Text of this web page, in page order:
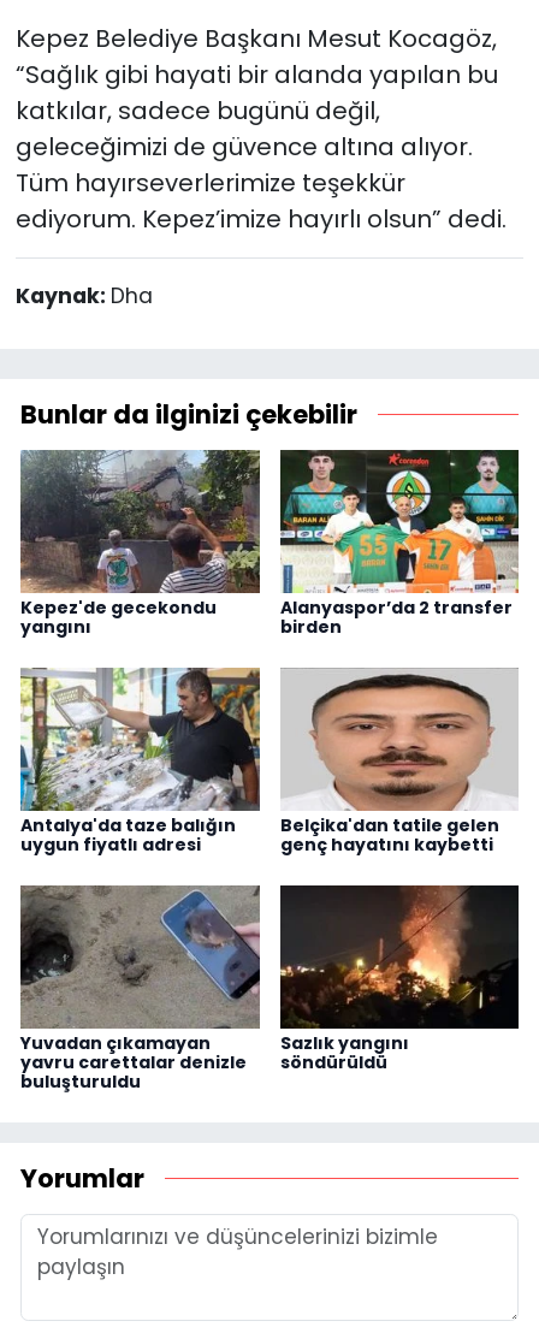
Kepez Belediye Başkanı Mesut Kocagöz,
“Sağlık gibi hayati bir alanda yapılan bu
katkılar, sadece bugünü değil,
geleceğimizi de güvence altına alıyor.
Tüm hayırseverlerimize teşekkür
ediyorum. Kepez’imize hayırlı olsun” dedi.
Kaynak: Dha
Bunlar da ilginizi çekebilir
Kepez'de gecekondu
yangını
Alanyaspor’da 2 transfer
birden
Antalya'da taze balığın
uygun fiyatlı adresi
Belçika'dan tatile gelen
genç hayatını kaybetti
Yuvadan çıkamayan
yavru carettalar denizle
buluşturuldu
Sazlık yangını
söndürüldü
Yorumlar